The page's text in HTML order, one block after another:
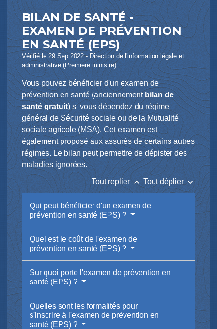
BILAN DE SANTÉ -
EXAMEN DE PRÉVENTION
EN SANTÉ (EPS)
Vérifié le 29 Sep 2022 - Direction de l'information légale et
administrative (Première ministre)
Vous pouvez bénéficier d'un examen de
prévention en santé (anciennement bilan de
santé gratuit) si vous dépendez du régime
général de Sécurité sociale ou de la Mutualité
sociale agricole (MSA). Cet examen est
également proposé aux assurés de certains autres
régimes. Le bilan peut permettre de dépister des
maladies ignorées.
Tout replierkeyboard_arrow_up Tout déplier keyboard_arrow_down
Qui peut bénéficier d'un examen de
prévention en santé (EPS) ?
Quel est le coût de l'examen de
prévention en santé (EPS) ?
Sur quoi porte l'examen de prévention en
santé (EPS) ?
Quelles sont les formalités pour
s'inscrire à l'examen de prévention en
santé (EPS) ?